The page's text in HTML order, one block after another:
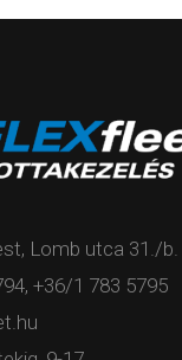
Lomb utca 31./b.
, +36/1 783 5795